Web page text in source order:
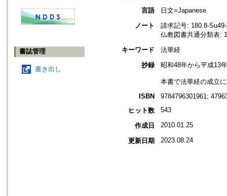
書誌管理
書き出し
言語
日文=Japanese
ノート
請求記号: 180.8-
仏教図書共通分類表:
キーワード
法華経
抄録
昭和48年から平成13
本書で法華経の成立
ISBN
9784796301961;
ヒット数
543
作成日 2010.01.25
更新日期 2023.08.24